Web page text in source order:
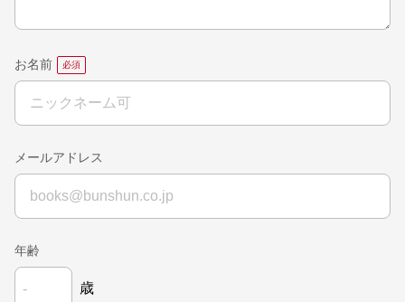
お名前
メールアドレス
年齢
歳